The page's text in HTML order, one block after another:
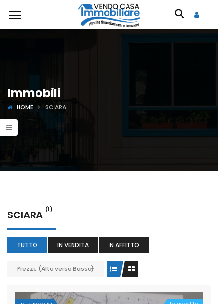
Immobili
HOME SCIARA
SCIARA (1)
TUTTO IN VENDITA IN AFFITTO
Prezzo (Alto verso Basso)